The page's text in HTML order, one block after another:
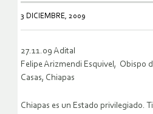
3 DICIEMBRE, 2009
27.11.09 Adital
Felipe Arizmendi Esquivel, Obispo
Casas, Chiapas
Chiapas es un Estado privilegiado.